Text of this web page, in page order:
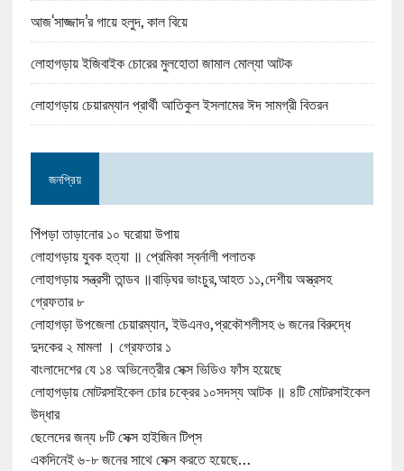
আজ‘সাজ্জাদ’র গায়ে হলুদ, কাল বিয়ে
লোহাগড়ায় ইজিবাইক চোরের মুলহোতা জামাল মোল্যা আটক
লোহাগড়ায় চেয়ারম্যান প্রার্থী আতিকুল ইসলামের ঈদ সামগ্রী বিতরন
জনপ্রিয়
পিঁপড়া তাড়ানোর ১০ ঘরোয়া উপায়
লোহাগড়ায় যুবক হত্যা ॥ প্রেমিকা স্বর্নালী পলাতক
লোহাগড়ায় সন্ত্রসী তান্ডব ॥বাড়িঘর ভাংচুর,আহত ১১,দেশীয় অস্ত্রসহ
গ্রেফতার ৮
লোহাগড়া উপজেলা চেয়ারম্যান, ইউএনও,প্রকৌশলীসহ ৬ জনের বিরুদ্ধে
দুদকের ২ মামলা । গ্রেফতার ১
বাংলাদেশের যে ১৪ অভিনেত্রীর সেক্স ভিডিও ফাঁস হয়েছে
লোহাগড়ায় মোটরসাইকেল চোর চক্রের ১০সদস্য আটক ॥ ৪টি মোটরসাইকেল
উদ্ধার
ছেলেদের জন্য ৮টি সেক্স হাইজিন টিপ্‌স
একদিনেই ৬-৮ জনের সাথে সেক্স করতে হয়েছে…